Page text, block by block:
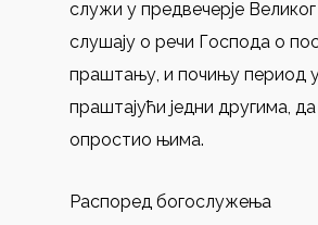
служи у предвечерје
слушају о речи Господа о
праштању, и почињу период
праштајући једни другима,
опростио њима.
Распоред богослужења